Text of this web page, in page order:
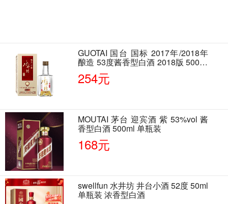
GUOTAI 国台 国标 2017年/2018年
酿造 53度酱香型白酒 2018版 500ml
单瓶装
254元
MOUTAI 茅台 迎宾酒 紫 53%vol 酱
香型白酒 500ml 单瓶装
168元
swellfun 水井坊 井台小酒 52度 50ml
单瓶装 浓香型白酒